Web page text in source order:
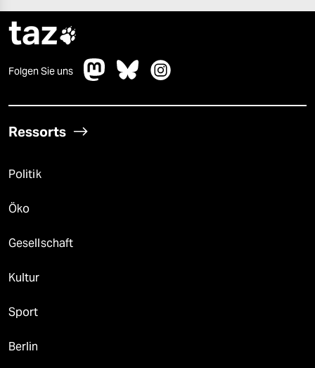
taz
Folgen Sie uns
Ressorts
Politik
Öko
Gesellschaft
Kultur
Sport
Berlin